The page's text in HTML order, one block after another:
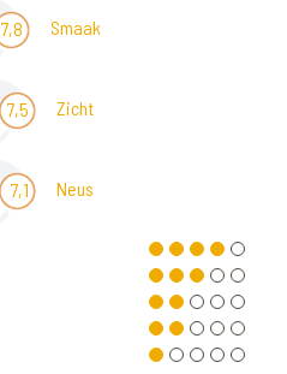
7,8 Smaak
7,5 Zicht
7,1 Neus